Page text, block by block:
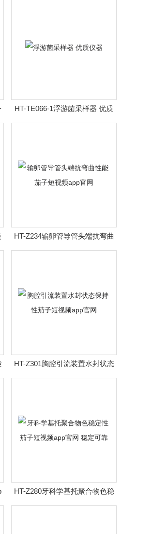
HT-TE066-1浮游菌采样器 优质
仪器
HT-Z234输卵管导管头端抗弯曲
性能茄子短视频app官网
HT-Z301胸腔引流装置水封状态
保持性茄子短视频app官网
HT-Z280牙科学基托聚合物色稳
定性茄子短视频app官网 稳定可